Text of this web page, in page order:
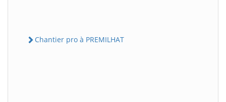
Chantier pro à PREMILHAT